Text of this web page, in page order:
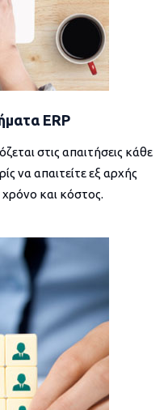
ERP
στις απαιτήσεις κάθε
να απαιτείτε εξ αρχής
και κόστος.